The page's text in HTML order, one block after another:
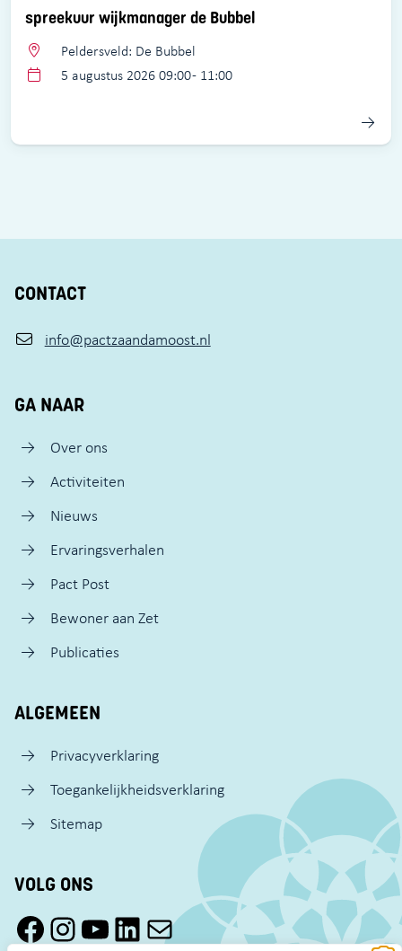
spreekuur wijkmanager de Bubbel
Peldersveld: De Bubbel
5 augustus 2026 09:00 - 11:00
CONTACT
info@pactzaandamoost.nl
GA NAAR
Over ons
Activiteiten
Nieuws
Ervaringsverhalen
Pact Post
Bewoner aan Zet
Publicaties
ALGEMEEN
Privacyverklaring
Toegankelijkheidsverklaring
Sitemap
VOLG ONS
Facebook Pact Zaandam OostInstagram Pact Zaandam OostYouTube Pact Zaandam OostLinkedIn
Mail